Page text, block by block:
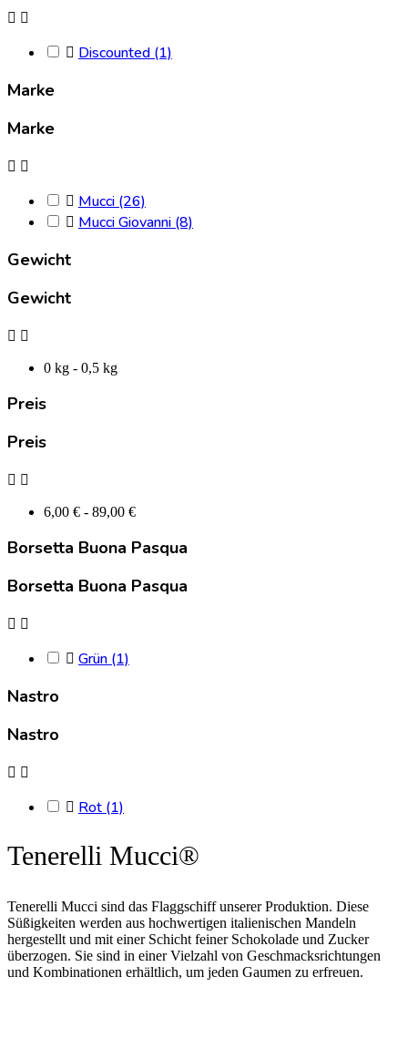
 
 Discounted (1)
Marke
Marke
 
 Mucci (26)
 Mucci Giovanni (8)
Gewicht
Gewicht
 
0 kg - 0,5 kg
Preis
Preis
 
6,00 € - 89,00 €
Borsetta Buona Pasqua
Borsetta Buona Pasqua
 
 Grün (1)
Nastro
Nastro
 
 Rot (1)
Tenerelli Mucci®
Tenerelli Mucci sind das Flaggschiff unserer Produktion. Diese
Süßigkeiten werden aus hochwertigen italienischen Mandeln
hergestellt und mit einer Schicht feiner Schokolade und Zucker
überzogen. Sie sind in einer Vielzahl von Geschmacksrichtungen
und Kombinationen erhältlich, um jeden Gaumen zu erfreuen.